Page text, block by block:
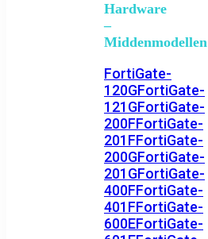
Hardware
–
Middenmodellen
FortiGate-
120GFortiGate-
121GFortiGate-
200FFortiGate-
201FFortiGate-
200GFortiGate-
201GFortiGate-
400FFortiGate-
401FFortiGate-
600EFortiGate-